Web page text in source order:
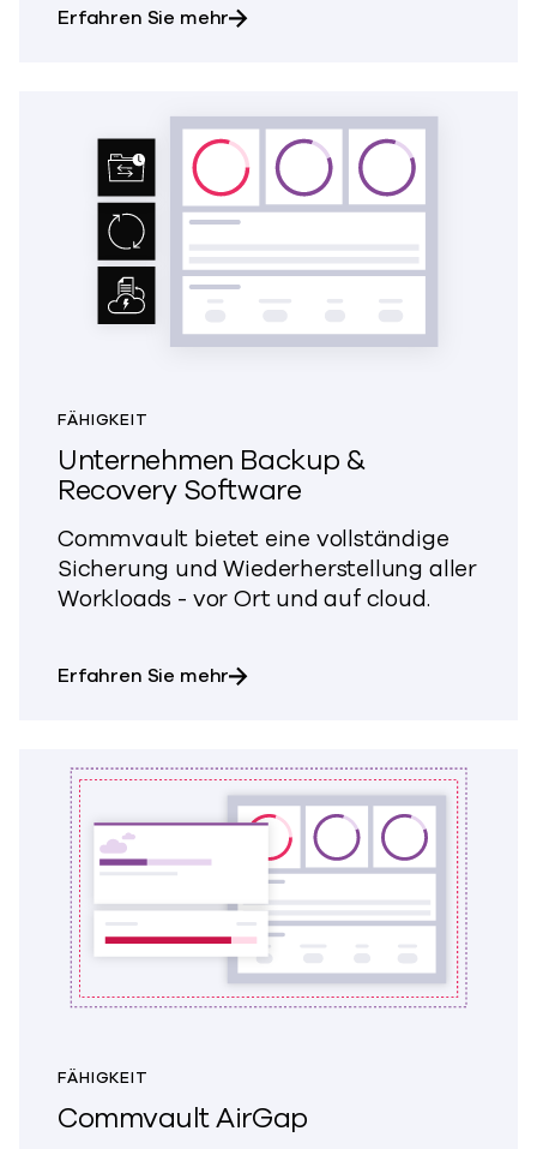
Erfahren Sie mehrüber Backup & Recovery für
FÄHIGKEIT
Unternehmen Backup &
Recovery Software
Commvault bietet eine vollständige
Sicherung und Wiederherstellung aller
Workloads - vor Ort und auf cloud.
Erfahren Sie mehrüber Enterprise Backup &
FÄHIGKEIT
Commvault AirGap